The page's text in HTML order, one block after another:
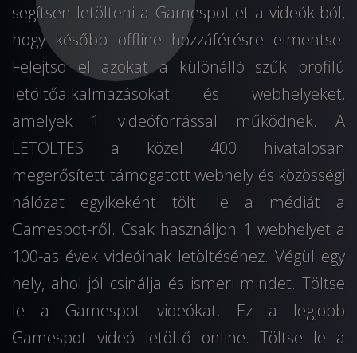
segítsen letölteni a Gamespot-et a videók-ból,
hogy később offline hozzáférésre elmentse.
Felejtsd el azokat a különálló szűk profilú
letöltőalkalmazásokat és webhelyeket,
amelyek 1 videóforrással működnek. A
LETOLTES a közel 400 hivatalosan
megerősített támogatott webhely és közösségi
hálózat egyikeként tölti le a médiát a
Gamespot-ről. Csak használjon 1 webhelyet a
100-as évek videóinak letöltéséhez. Végül egy
hely, ahol jól csinálja és ismeri mindet. Töltse
le a Gamespot videókat. Ez a legjobb
Gamespot videó letöltő online. Töltse le a